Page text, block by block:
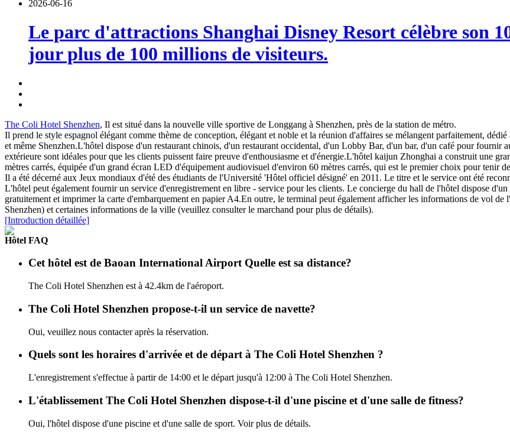
2026-06-16
Le parc d'attractions Shanghai Disney Resort célèbre son
jour plus de 100 millions de visiteurs.
The Coli Hotel Shenzhen, Il est situé dans la nouvelle ville sportive de Longgang à Shenzhen, près de la station de métro.
Il prend le style espagnol élégant comme thème de conception, élégant et noble et la réunion d'affaires se mélangent parfaitement,
et même Shenzhen.L'hôtel dispose d'un restaurant chinois, d'un restaurant occidental, d'un Lobby Bar, d'un bar, d'un café pour fournir
extérieure sont idéales pour que les clients puissent faire preuve d'enthousiasme et d'énergie.L'hôtel kaijun Zhonghai a construit une
mètres carrés, équipée d'un grand écran LED d'équipement audiovisuel d'environ 60 mètres carrés, qui est le premier choix pour tenir
Il a été décerné aux Jeux mondiaux d'été des étudiants de l'Université 'Hôtel officiel désigné' en 2011. Le titre et le service ont été
L'hôtel peut également fournir un service d'enregistrement en libre - service pour les clients. Le concierge du hall de l'hôtel dispose
gratuitement et imprimer la carte d'embarquement en papier A4.En outre, le terminal peut également afficher les informations de vol
Shenzhen) et certaines informations de la ville (veuillez consulter le marchand pour plus de détails).
[Introduction détaillée]
Hôtel FAQ
Cet hôtel est de Baoan International Airport Quelle est sa distance?
The Coli Hotel Shenzhen est à 42.4km de l'aéroport.
The Coli Hotel Shenzhen propose-t-il un service de navette?
Oui, veuillez nous contacter après la réservation.
Quels sont les horaires d'arrivée et de départ à The Coli Hotel Shenzhen ?
L'enregistrement s'effectue à partir de 14:00 et le départ jusqu'à 12:00 à The Coli Hotel Shenzhen.
L'établissement The Coli Hotel Shenzhen dispose-t-il d'une piscine et d'une salle de fitness?
Oui, l'hôtel dispose d'une piscine et d'une salle de sport. Voir plus de détails.